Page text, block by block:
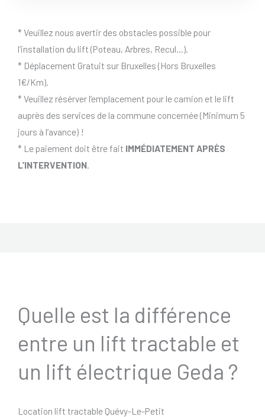
* Veuillez nous avertir des obstacles possible pour
l’installation du lift (Poteau, Arbres, Recul…).
* Déplacement Gratuit sur Bruxelles (Hors Bruxelles
1€/Km).
* Veuillez résérver l’emplacement pour le camion et le lift
auprès des services de la commune concernée (Minimum 5
jours à l’avance) !
* Le paiement doit être fait IMMÉDIATEMENT APRÈS
L’INTERVENTION
Quelle est la différence
entre un lift tractable et
un lift électrique Geda ?
Location lift tractable Quévy-Le-Petit